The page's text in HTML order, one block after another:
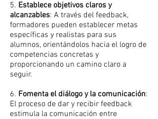
5. Establece objetivos claros y
alcanzables: A través del feedback,
formadores pueden establecer metas
específicas y realistas para sus
alumnos, orientándolos hacia el logro de
competencias concretas y
proporcionando un camino claro a
seguir.
6. Fomenta el diálogo y la comunicación:
El proceso de dar y recibir feedback
estimula la comunicación entre